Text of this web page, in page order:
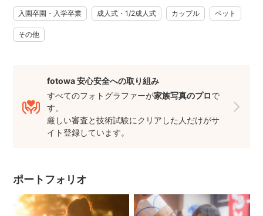
ますが
もし、もっと手軽に、データだけ残したいのであれば
出張撮影を利用するのも一つの手です。
活用することもできます。
飾らない、今の自分・家族・大切な人の姿を写真に残すお手
伝いをさせて頂けたらと思います。
＊出張撮影依頼ははじめてで不安
＊急だけれどこんな撮影はできる？
入園卒園・入学卒業 成人式・1/2成人式 カップル ペット
その他
fotowa 安心安全への取り組み
すべてのフォトグラファーが家族写真のプロで
す。
厳しい審査と技術試験にクリアした人だけがサ
イト登録しています。
ポートフォリオ